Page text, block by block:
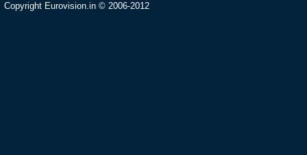
Copyright Eurovision.in © 2006-2012